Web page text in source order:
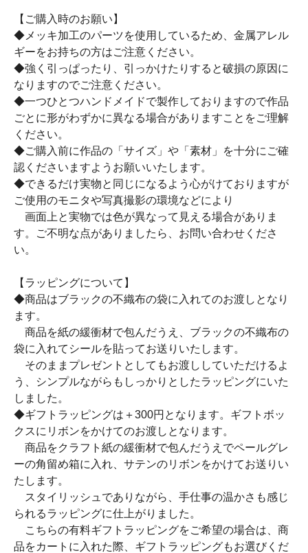
【ご購入時のお願い】
◆メッキ加工のパーツを使用しているため、金属アレル
ギーをお持ちの方はご注意ください。
◆強く引っぱったり、引っかけたりすると破損の原因に
なりますのでご注意ください。
◆一つひとつハンドメイドで製作しておりますので作品
ごとに形がわずかに異なる場合がありますことをご理解
ください。
◆ご購入前に作品の「サイズ」や「素材」を十分にご確
認くださいますようお願いいたします。
◆できるだけ実物と同じになるよう心がけておりますが
ご使用のモニタや写真撮影の環境などにより
画面上と実物では色が異なって見える場合がありま
す。ご不明な点がありましたら、お問い合わせくださ
い。
【ラッピングについて】
◆商品はブラックの不織布の袋に入れてのお渡しとなり
ます。
商品を紙の緩衝材で包んだうえ、ブラックの不織布の
袋に入れてシールを貼ってお送りいたします。
そのままプレゼントとしてもお渡ししていただけるよ
う、シンプルながらもしっかりとしたラッピングにいた
しました。
◆ギフトラッピングは＋300円となります。ギフトボッ
クスにリボンをかけてのお渡しとなります。
商品をクラフト紙の緩衝材で包んだうえでペールグレ
ーの角留め箱に入れ、サテンのリボンをかけてお送りい
たします。
スタイリッシュでありながら、手仕事の温かさも感じ
られるラッピングに仕上がりました。
こちらの有料ギフトラッピングをご希望の場合は、商
品をカートに入れた際、ギフトラッピングもお選びくだ